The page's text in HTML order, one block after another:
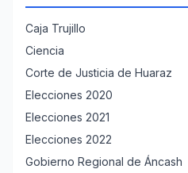
Caja Trujillo
Ciencia
Corte de Justicia de Huaraz
Elecciones 2020
Elecciones 2021
Elecciones 2022
Gobierno Regional de Áncash